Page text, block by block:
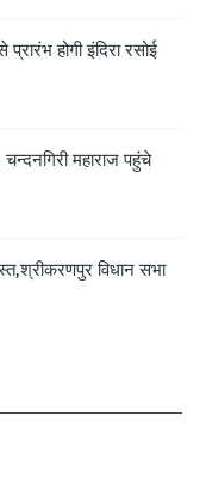
होगी इंदिरा रसोई
चन्दनगिरी महाराज पहुंचे
विधान सभा